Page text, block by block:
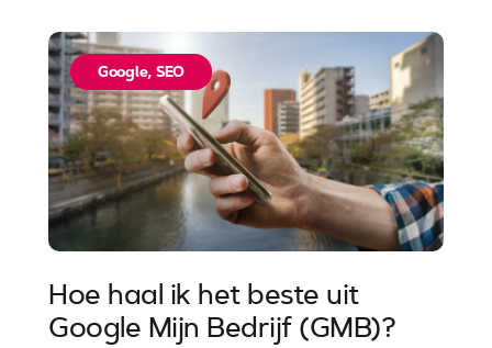
Hoe haal ik het beste uit
Google Mijn Bedrijf (GMB)?
Google, SEO